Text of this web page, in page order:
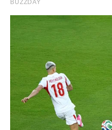
Хотілося перенести
повісити замок. Але там і
Повернулася одного дня з
Уляна з хлопцем.
– Мамо, знайомся, це Сергій!
області. Ми вирішили
тут.